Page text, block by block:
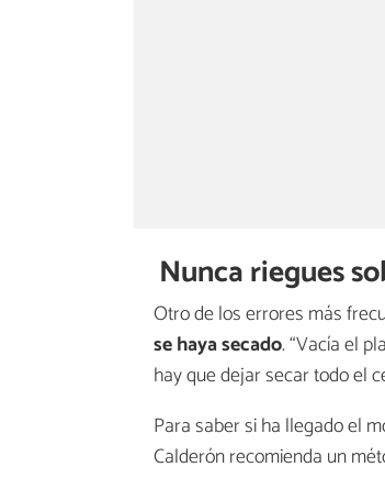
Nunca riegues
Otro de los errores más
se haya secado. “Vacía el
hay que dejar secar todo el
Para saber si ha llegado el
Calderón recomienda un